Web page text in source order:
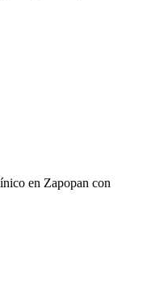
en Zapopan con